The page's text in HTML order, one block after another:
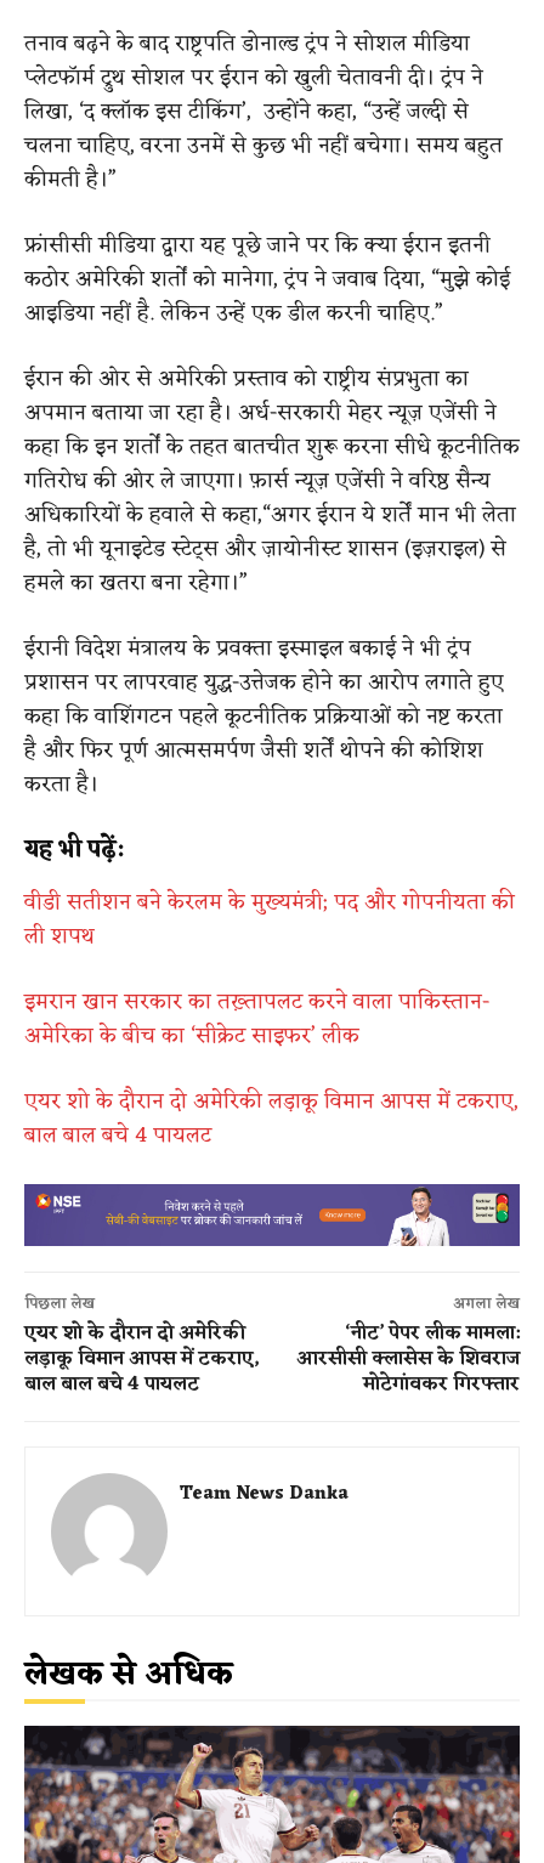
तनाव बढ़ने के बाद राष्ट्रपति डोनाल्ड ट्रंप ने सोशल मीडिया
प्लेटफॉर्म ट्रुथ सोशल पर ईरान को खुली चेतावनी दी। ट्रंप ने
लिखा, ‘द क्लॉक इस टीकिंग’, उन्होंने कहा, “उन्हें जल्दी से
चलना चाहिए, वरना उनमें से कुछ भी नहीं बचेगा। समय बहुत
कीमती है।”
फ्रांसीसी मीडिया द्वारा यह पूछे जाने पर कि क्या ईरान इतनी
कठोर अमेरिकी शर्तों को मानेगा, ट्रंप ने जवाब दिया, “मुझे कोई
आइडिया नहीं है. लेकिन उन्हें एक डील करनी चाहिए.”
ईरान की ओर से अमेरिकी प्रस्ताव को राष्ट्रीय संप्रभुता का
अपमान बताया जा रहा है। अर्ध-सरकारी मेहर न्यूज़ एजेंसी ने
कहा कि इन शर्तों के तहत बातचीत शुरू करना सीधे कूटनीतिक
गतिरोध की ओर ले जाएगा। फ़ार्स न्यूज़ एजेंसी ने वरिष्ठ सैन्य
अधिकारियों के हवाले से कहा,“अगर ईरान ये शर्तें मान भी लेता
है, तो भी यूनाइटेड स्टेट्स और ज़ायोनीस्ट शासन (इज़राइल) से
हमले का खतरा बना रहेगा।”
ईरानी विदेश मंत्रालय के प्रवक्ता इस्माइल बकाई ने भी ट्रंप
प्रशासन पर लापरवाह युद्ध-उत्तेजक होने का आरोप लगाते हुए
कहा कि वाशिंगटन पहले कूटनीतिक प्रक्रियाओं को नष्ट करता
है और फिर पूर्ण आत्मसमर्पण जैसी शर्तें थोपने की कोशिश
करता है।
यह भी पढ़ें:
वीडी सतीशन बने केरलम के मुख्यमंत्री; पद और गोपनीयता की
ली शपथ
इमरान खान सरकार का तख़्तापलट करने वाला पाकिस्तान-
अमेरिका के बीच का ‘सीक्रेट साइफर’ लीक
एयर शो के दौरान दो अमेरिकी लड़ाकू विमान आपस में टकराए,
बाल बाल बचे 4 पायलट
पिछला लेख
एयर शो के दौरान दो अमेरिकी
लड़ाकू विमान आपस में टकराए,
बाल बाल बचे 4 पायलट
अगला लेख
‘नीट’ पेपर लीक मामला:
आरसीसी क्लासेस के शिवराज
मोटेगांवकर गिरफ्तार
Team News Danka
लेखक से अधिक